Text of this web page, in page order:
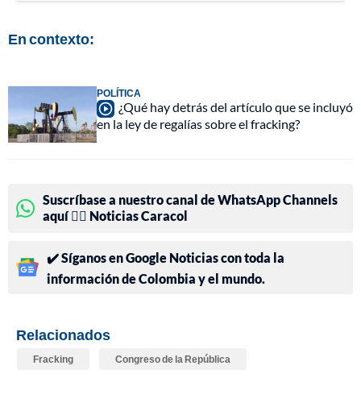
En contexto:
POLÍTICA
¿Qué hay detrás del artículo que se incluyó
en la ley de regalías sobre el fracking?
Suscríbase a nuestro canal de WhatsApp Channels
aquí 👉🏻 Noticias Caracol
✔️ Síganos en Google Noticias con toda la
información de Colombia y el mundo.
Relacionados
Fracking Congreso de la República